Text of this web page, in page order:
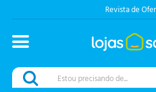
Chama no
Estou precisando de...